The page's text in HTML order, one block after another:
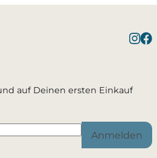
ansehen
sobald der
ist.
auf Deinen ersten Einkauf
Anmelden